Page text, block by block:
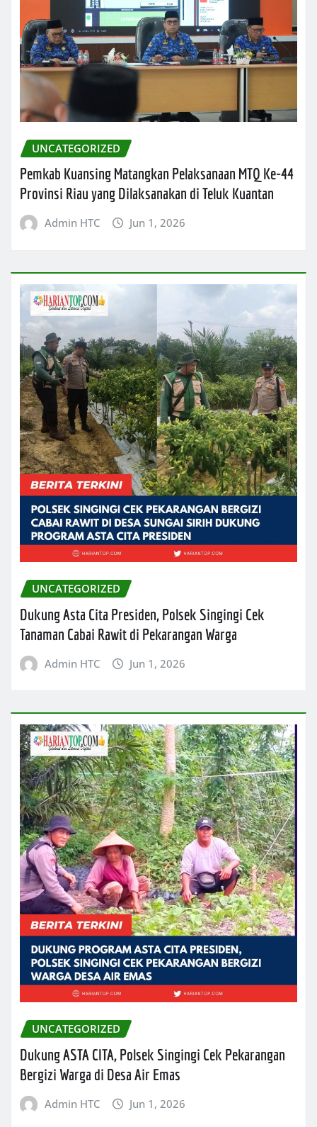
UNCATEGORIZED
Pemkab Kuansing Matangkan Pelaksanaan MTQ Ke-44
Provinsi Riau yang Dilaksanakan di Teluk Kuantan
Admin HTC Jun 1, 2026
UNCATEGORIZED
Dukung Asta Cita Presiden, Polsek Singingi Cek
Tanaman Cabai Rawit di Pekarangan Warga
Admin HTC Jun 1, 2026
UNCATEGORIZED
Dukung ASTA CITA, Polsek Singingi Cek Pekarangan
Bergizi Warga di Desa Air Emas
Admin HTC Jun 1, 2026